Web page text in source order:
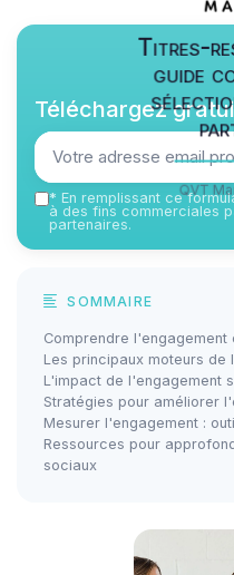
Titres-
guide
QVT
Téléchargez
* En remplissant ce
à des fins commerciales
partenaires.
SOMMAIRE
Comprendre
Les principaux moteurs de
L'impact de l'engagement
Stratégies pour améliorer
Mesurer l'engagement :
Ressources pour
sociaux